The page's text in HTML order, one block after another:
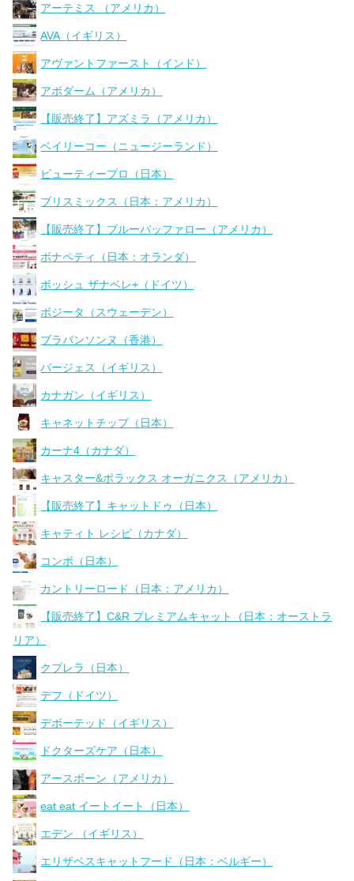
アーテミス （アメリカ）
AVA（イギリス）
アヴァントファースト（インド）
アボダーム（アメリカ）
【販売終了】アズミラ（アメリカ）
ベイリーコー（ニュージーランド）
ビューティープロ（日本）
ブリスミックス（日本：アメリカ）
【販売終了】ブルーバッファロー（アメリカ）
ボナペティ（日本：オランダ）
ボッシュ ザナベレ+（ドイツ）
ボジータ（スウェーデン）
ブラバンソンヌ（香港）
バージェス（イギリス）
カナガン（イギリス）
キャネットチップ（日本）
カーナ4（カナダ）
キャスター&ポラックス オーガニクス（アメリカ）
【販売終了】キャットドゥ（日本）
キャティト レシピ（カナダ）
コンボ（日本）
カントリーロード（日本：アメリカ）
【販売終了】C&R プレミアムキャット（日本：オーストラ
リア）
クプレラ（日本）
デフ（ドイツ）
デボーテッド（イギリス）
ドクターズケア（日本）
アースボーン（アメリカ）
eat eat イートイート（日本）
エデン （イギリス）
エリザベスキャットフード（日本：ベルギー）